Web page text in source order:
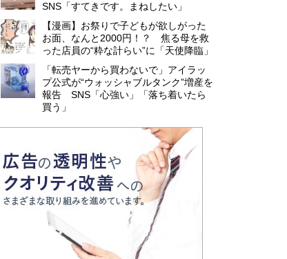
SNS「すてきです。まねしたい」
【漫画】お祭りで子どもが欲しがった
お面、なんと2000円！？ 焦る母を救
った店員の“粋な計らい”に「天使降臨」
「転売ヤーから買わないで」アイラッ
プ公式が“ウォッシャブルタンク”増産を
報告 SNS「心強い」「落ち着いたら
買う」